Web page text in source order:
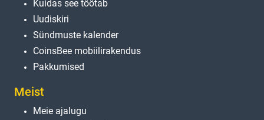
Kuidas see töötab
Uudiskiri
Sündmuste kalender
CoinsBee mobiilirakendus
Pakkumised
Meist
Meie ajalugu